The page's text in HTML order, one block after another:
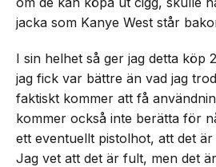
jacka som Kanye West står
I sin helhet så ger jag detta köp
jag fick var bättre än vad jag
faktiskt kommer att få
kommer också inte berätta för
ett eventuellt pistolhot, att det är
Jag vet att det är fult, men det